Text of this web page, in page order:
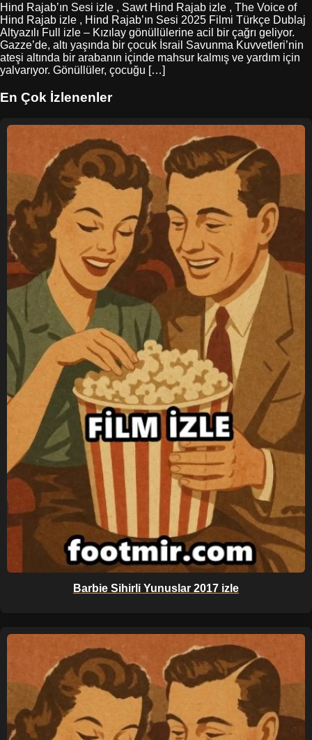
Hind Rajab’ın Sesi izle , Sawt Hind Rajab izle , The Voice of
Hind Rajab izle , Hind Rajab’ın Sesi 2025 Filmi Türkçe Dublaj
Altyazılı Full izle – Kızılay gönüllülerine acil bir çağrı geliyor.
Gazze’de, altı yaşında bir çocuk İsrail Savunma Kuvvetleri’nin
ateşi altında bir arabanın içinde mahsur kalmış ve yardım için
yalvarıyor. Gönüllüler, çocuğu […]
En Çok İzlenenler
Barbie Sihirli Yunuslar 2017 izle